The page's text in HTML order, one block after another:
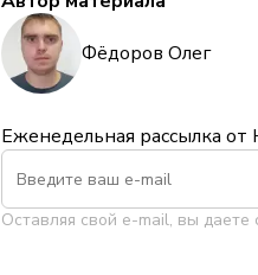
Фёдоров Олег
Еженедельная рассылка
Оставляя свой e-mail, вы даете